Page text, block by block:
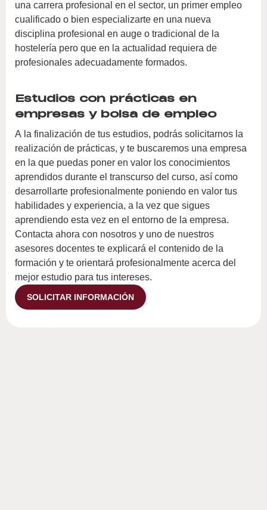
una carrera profesional en el sector, un primer empleo
cualificado o bien especializarte en una nueva
disciplina profesional en auge o tradicional de la
hostelería pero que en la actualidad requiera de
profesionales adecuadamente formados.
Estudios con prácticas en
empresas y bolsa de empleo
A la finalización de tus estudios, podrás solicitarnos la
realización de prácticas, y te buscaremos una empresa
en la que puedas poner en valor los conocimientos
aprendidos durante el transcurso del curso, así como
desarrollarte profesionalmente poniendo en valor tus
habilidades y experiencia, a la vez que sigues
aprendiendo esta vez en el entorno de la empresa.
Contacta ahora con nosotros y uno de nuestros
asesores docentes te explicará el contenido de la
formación y te orientará profesionalmente acerca del
mejor estudio para tus intereses.
SOLICITAR INFORMACIÓN